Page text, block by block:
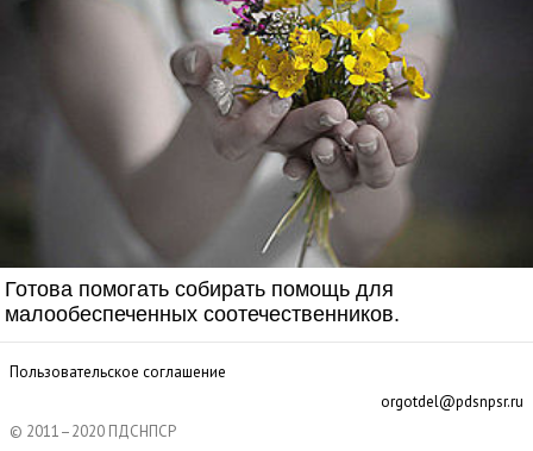
Готова помогать собирать помощь для
малообеспеченных соотечественников.
© 2011–2020 ПДСНПСР
Пользовательское соглашение
orgotdel@pdsnpsr.ru